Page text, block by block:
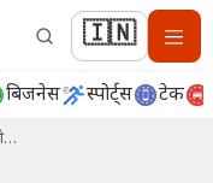
🇮🇳
बिजनेस स्पोर्ट्स टेक